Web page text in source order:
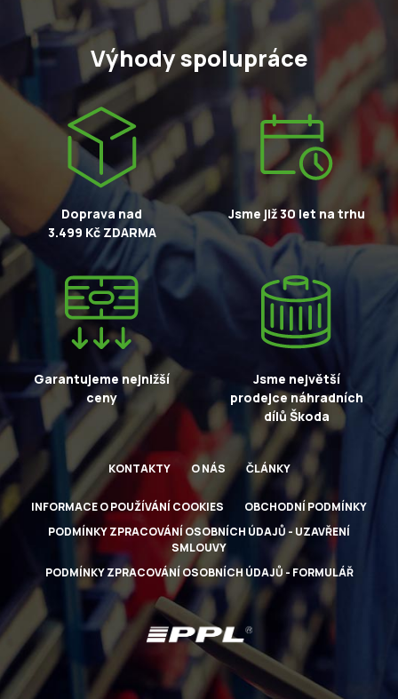
Výhody spolupráce
Doprava nad
3.499 Kč ZDARMA
Jsme již 30 let na trhu
Garantujeme nejnižší
ceny
Jsme největší
prodejce náhradních
dílů Škoda
KONTAKTY O NÁS ČLÁNKY
INFORMACE O POUŽÍVÁNÍ COOKIES
OBCHODNÍ PODMÍNKY
PODMÍNKY ZPRACOVÁNÍ OSOBNÍCH ÚDAJŮ - UZAVŘENÍ
SMLOUVY
PODMÍNKY ZPRACOVÁNÍ OSOBNÍCH ÚDAJŮ - FORMULÁŘ